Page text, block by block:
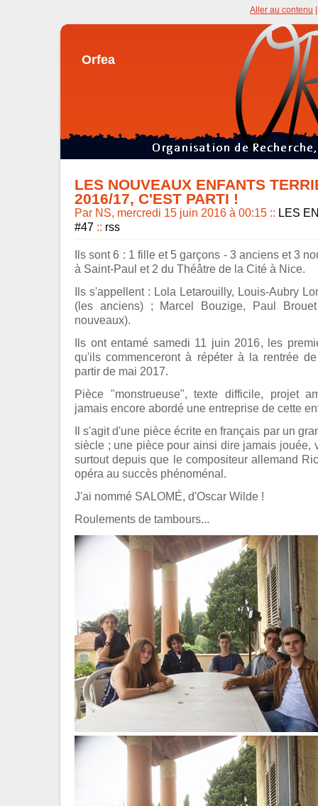
Orfea
Aller au contenu
LES NOUVEAUX ENFANTS
2016/17, C'EST PARTI !
Par NS, mercredi 15 juin 2016 à 00:15 :: LES
#47 :: rss
Ils sont 6 : 1 fille et 5 garçons - 3 anciens et 3
à Saint-Paul et 2 du Théâtre de la Cité à Nice.
Ils s'appellent : Lola Letarouilly, Louis-Aubry
(les anciens) ; Marcel Bouzige, Paul
nouveaux).
Ils ont entamé samedi 11 juin 2016, les
qu'ils commenceront à répéter à la rentrée
partir de mai 2017.
Pièce "monstrueuse", texte difficile, projet
jamais encore abordé une entreprise de cette
Il s'agit d'une pièce écrite en français par un
siècle ; une pièce pour ainsi dire jamais jouée,
surtout depuis que le compositeur allemand
opéra au succès phénoménal.
J'ai nommé SALOMÉ, d'Oscar Wilde !
Roulements de tambours...